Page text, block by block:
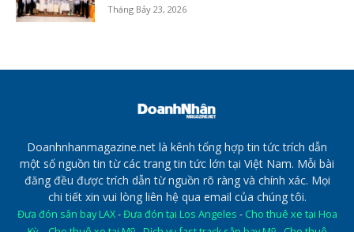
Tháng Bảy 23, 2026
Doanhnhanmagazine.net là kênh tổng hợp tin tức trích dẫn
một số nguồn tin từ các trang tin tức lớn tại Việt Nam. Mỗi bài
đăng đều được trích dẫn từ nguồn rõ ràng và chính xác. Mọi
chi tiết xin vui lòng liên hệ qua email của chúng tôi.
Đưa đón sân bay LAX-Đưa đón tại Los Angeles - Cho thuê xe tại Hoa